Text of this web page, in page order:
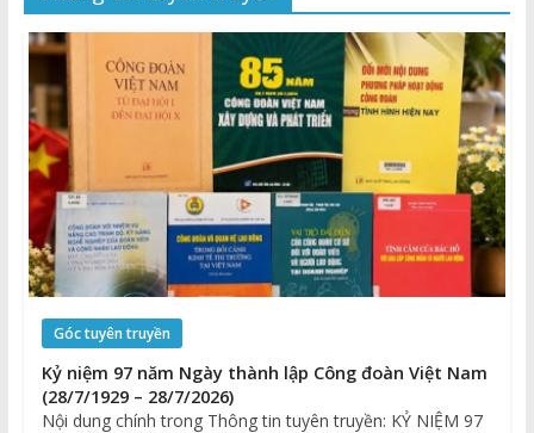
Góc tuyên truyền
Kỷ niệm 97 năm Ngày thành lập Công đoàn Việt Nam
(28/7/1929 – 28/7/2026)
Nội dung chính trong Thông tin tuyên truyền: KỶ NIỆM 97